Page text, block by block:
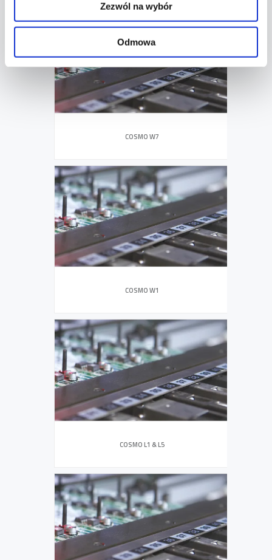
Zezwól na wybór
Odmowa
COSMO W7
COSMO W1
COSMO L1 & L5